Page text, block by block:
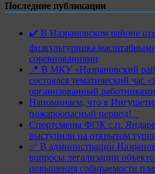
Последние публикации
✔️ В Назрановском районе
физкультурника
соревнованиями
📍 В МКУ «Назрановский
состоялся тематический час
организованный
Напоминаем, что в
пожароопасный период!⁣⁣⠀
Спортсмены ФОК с.п.
выступили на открытом
✅ В администрации
вопросы легализации
повышения собираемости